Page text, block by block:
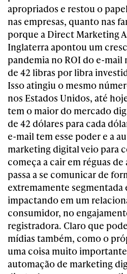
apropriados e restou o
nas empresas, quanto nas
porque a Direct Marketing
Inglaterra apontou um
pandemia no ROI do e-mail
de 42 libras por libra
Isso atingiu o mesmo
nos Estados Unidos, até
tem o maior do mercado
de 42 dólares para cada
e-mail tem esse poder e a
marketing digital veio para
começa a cair em réguas
passa a se comunicar de
extremamente segmentada
impactando em um
consumidor, no
registradora. Claro que
mídias também, como o
uma coisa muito
automação de marketing